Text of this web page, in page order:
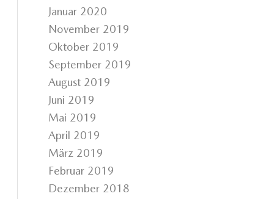
Januar 2020
November 2019
Oktober 2019
September 2019
August 2019
Juni 2019
Mai 2019
April 2019
März 2019
Februar 2019
Dezember 2018